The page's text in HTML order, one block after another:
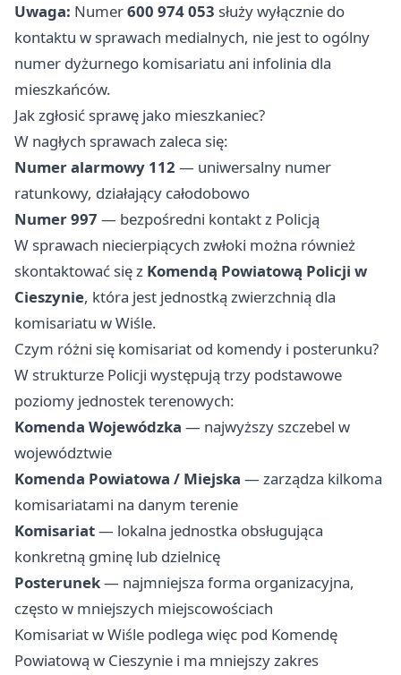
Uwaga: Numer600 974 053 służy wyłącznie do
kontaktu w sprawach medialnych, nie jest to ogólny
numer dyżurnego komisariatu ani infolinia dla
mieszkańców.
Jak zgłosić sprawę jako mieszkaniec?
W nagłych sprawach zaleca się:
Numer alarmowy 112 — uniwersalny numer
ratunkowy, działający całodobowo
Numer 997 — bezpośredni kontakt z Policją
W sprawach niecierpiących zwłoki można również
skontaktować się z Komendą Powiatową Policji w
Cieszynie, która jest jednostką zwierzchnią dla
komisariatu w Wiśle.
Czym różni się komisariat od komendy i posterunku?
W strukturze Policji występują trzy podstawowe
poziomy jednostek terenowych:
Komenda Wojewódzka — najwyższy szczebel w
województwie
Komenda Powiatowa / Miejska — zarządza kilkoma
komisariatami na danym terenie
Komisariat— lokalna jednostka obsługująca
konkretną gminę lub dzielnicę
Posterunek— najmniejsza forma organizacyjna,
często w mniejszych miejscowościach
Komisariat w Wiśle podlega więc pod Komendę
Powiatową w Cieszynie i ma mniejszy zakres